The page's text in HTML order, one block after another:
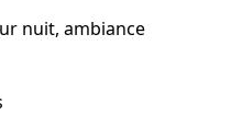
nuit, ambiance